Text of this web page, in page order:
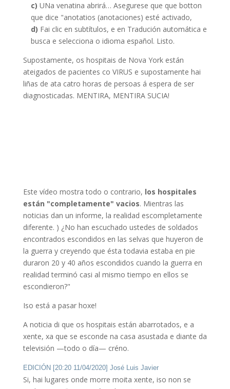
c) UNa venatina abrirá… Asegurese que que botton
que dice "anotatios (anotaciones) esté activado,
d) Fai clic en subtítulos, e en Tradución automática e
busca e selecciona o idioma español. Listo.
Supostamente, os hospitais de Nova York están
ateigados de pacientes co VIRUS e supostamente hai
liñas de ata catro horas de persoas á espera de ser
diagnosticadas. MENTIRA, MENTIRA SUCIA!
Este vídeo mostra todo o contrario, los hospitales
están "completamente" vacios. Mientras las
noticias dan un informe, la realidad escompletamente
diferente. ) ¿No han escuchado ustedes de soldados
encontrados escondidos en las selvas que huyeron de
la guerra y creyendo que ésta todavia estaba en pie
duraron 20 y 40 años escondidos cuando la guerra en
realidad terminó casi al mismo tiempo en ellos se
escondieron?"
Iso está a pasar hoxe!
A noticia di que os hospitais están abarrotados, e a
xente, xa que se esconde na casa asustada e diante da
televisión —todo o día— créno.
EDICIÓN [20:20 11/04/2020] José Luis Javier
Si, hai lugares onde morre moita xente, iso non se